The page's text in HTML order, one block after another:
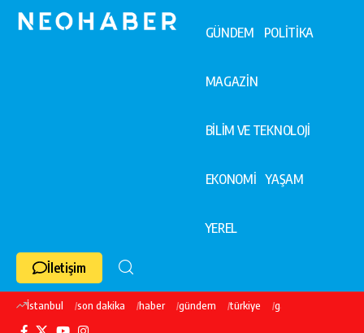
GÜNDEM POLİTİKA
MAGAZİN
BİLİM VE TEKNOLOJİ
EKONOMİ YAŞAM
YEREL
İletişim
İstanbul son dakika haber gündem türkiye galatasaray